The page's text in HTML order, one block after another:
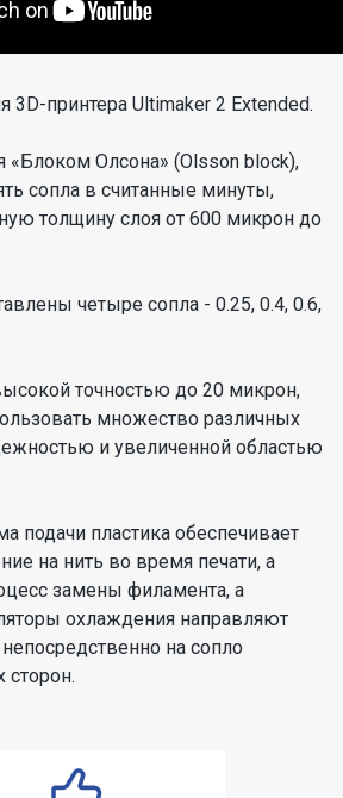
3D-принтера Ultimaker 2 Extended.
«Блоком Олсона» (Olsson block),
сопла в считанные минуты,
толщину слоя от 600 микрон до
четыре сопла - 0.25, 0.4, 0.6,
точностью до 20 микрон,
множество различных
и увеличенной областью
подачи пластика обеспечивает
на нить во время печати, а
замены филамента, а
охлаждения направляют
на сопло
сторон.